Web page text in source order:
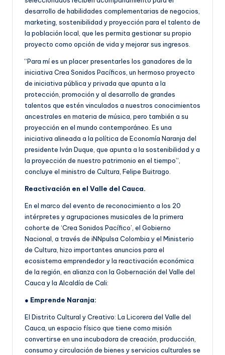
desarrollo de habilidades complementarias de negocios,
marketing, sostenibilidad y proyección para el talento de
la población local, que les permita gestionar su propio
proyecto como opción de vida y mejorar sus ingresos.
“Para mí es un placer presentarles los ganadores de la
iniciativa Crea Sonidos Pacíficos, un hermoso proyecto
de iniciativa pública y privada que apunta a la
protección, promoción y al desarrollo de grandes
talentos que estén vinculados a nuestros conocimientos
ancestrales en materia de música, pero también a su
proyección en el mundo contemporáneo. Es una
iniciativa alineada a la política de Economía Naranja del
presidente Iván Duque, que apunta a la sostenibilidad y a
la proyección de nuestro patrimonio en el tiempo”,
concluye el ministro de Cultura, Felipe Buitrago.
Reactivación en el Valle del Cauca.
En el marco del evento de reconocimiento a los 20
intérpretes y agrupaciones musicales de la primera
cohorte de ‘Crea Sonidos Pacífico’, el Gobierno
Nacional, a través de iNNpulsa Colombia y el Ministerio
de Cultura, hizo importantes anuncios para el
ecosistema emprendedor y la reactivación económica
de la región, en alianza con la Gobernación del Valle del
Cauca y la Alcaldía de Cali:
● Emprende Naranja:
El Distrito Cultural y Creativo: La Licorera del Valle del
Cauca, un espacio físico que tiene como misión
convertirse en una incubadora de creación, producción,
consumo y circulación de bienes y servicios culturales se